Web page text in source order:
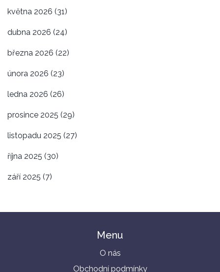
května 2026 (31)
dubna 2026 (24)
března 2026 (22)
února 2026 (23)
ledna 2026 (26)
prosince 2025 (29)
listopadu 2025 (27)
října 2025 (30)
září 2025 (7)
Menu
O nás
Obchodní podmínky